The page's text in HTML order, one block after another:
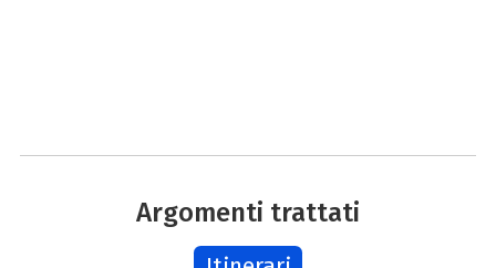
Argomenti trattati